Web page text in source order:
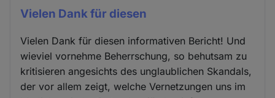
Vielen Dank für diesen
Vielen Dank für diesen informativen Bericht! Und
wieviel vornehme Beherrschung, so behutsam zu
kritisieren angesichts des unglaublichen Skandals,
der vor allem zeigt, welche Vernetzungen uns im